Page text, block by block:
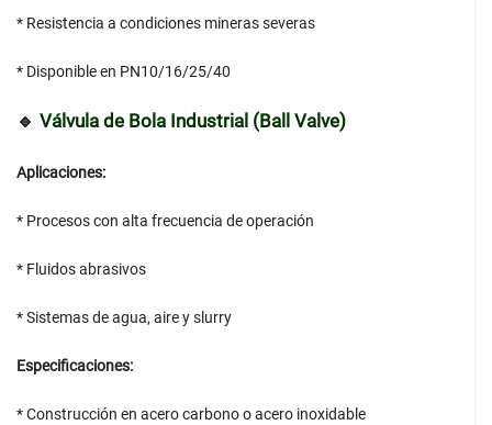
* Resistencia a condiciones mineras severas
* Disponible en PN10/16/25/40
🔹 Válvula de Bola Industrial (Ball Valve)
Aplicaciones:
* Procesos con alta frecuencia de operación
* Fluidos abrasivos
* Sistemas de agua, aire y slurry
Especificaciones:
* Construcción en acero carbono o acero inoxidable